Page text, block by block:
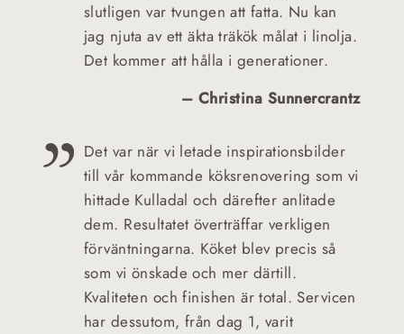
slutligen var tvungen att fatta. Nu kan
jag njuta av ett äkta träkök målat i linolja.
Det kommer att hålla i generationer.
– Christina Sunnercrantz
Det var när vi letade inspirationsbilder
till vår kommande köksrenovering som vi
hittade Kulladal och därefter anlitade
dem. Resultatet överträffar verkligen
förväntningarna. Köket blev precis så
som vi önskade och mer därtill.
Kvaliteten och finishen är total. Servicen
har dessutom, från dag 1, varit